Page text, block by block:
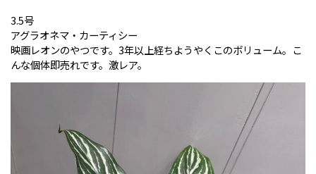
3.5号
アグラオネマ・カーティシー
映画レオンのやつです。3年以上経ちようやくこのボリューム。こ
んな個体即売れです。激レア。